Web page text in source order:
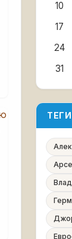
10
17
24
31
ТЕГИ